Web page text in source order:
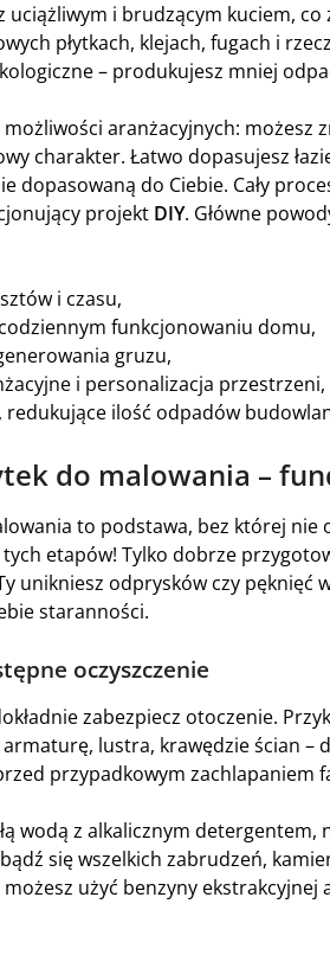
uciążliwym i brudzącym kuciem, co
płytkach, klejach, fugach i
– produkujesz mniej
aranżacyjnych: możesz
charakter. Łatwo dopasujesz
dopasowaną do Ciebie. Cały
projekt DIY. Główne
i czasu,
funkcjonowaniu domu,
gruzu,
i personalizacja przestrzeni,
redukujące ilość odpadów
do malowania –
to podstawa, bez której nie
etapów! Tylko dobrze
unikniesz odprysków czy pęknięć
staranności.
oczyszczenie
zabezpiecz otoczenie.
lustra, krawędzie ścian –
przypadkowym zachlapaniem
wodą z alkalicznym detergentem,
się wszelkich zabrudzeń,
możesz użyć benzyny